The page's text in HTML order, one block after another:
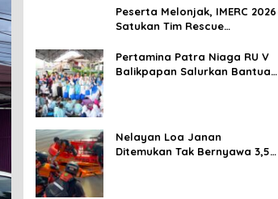
Indonesia
Peserta Melonjak, IMERC 2026
Satukan Tim Rescue
Balikpapan
Pertamina Patra Niaga RU V
Balikpapan Salurkan Bantuan
Nelayan Loa Janan
Ditemukan Tak Bernyawa 3,5